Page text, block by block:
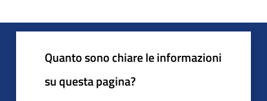
Quanto sono chiare le informazioni
su questa pagina?